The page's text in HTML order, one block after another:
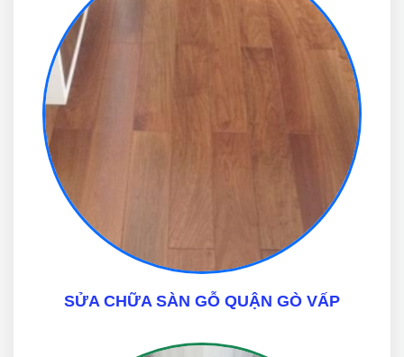
SỬA CHỮA SÀN GỖ QUẬN GÒ VẤP